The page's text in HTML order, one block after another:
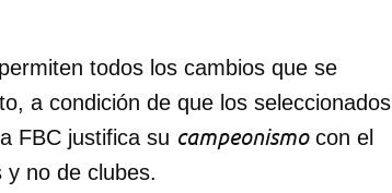
todos los cambios que se
a condición de que los seleccionados
FBC justifica su campeonismocon el
no de clubes.